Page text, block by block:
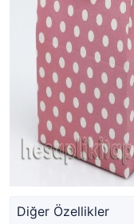
Diğer Özellikler